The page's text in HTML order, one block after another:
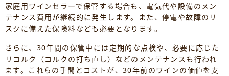
家庭用ワインセラーで保管する場合も、電気代や設備のメン
テナンス費用が継続的に発生します。また、停電や故障のリ
スクに備えた保険料なども必要となります。
さらに、30年間の保管中には定期的な点検や、必要に応じた
リコルク（コルクの打ち直し）などのメンテナンスも行われ
ます。これらの手間とコストが、30年前のワインの価値を支